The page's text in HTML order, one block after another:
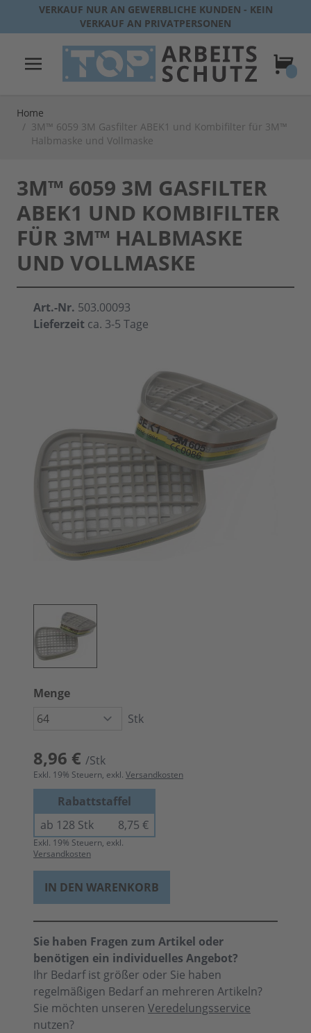
Direkt zum Inhalt
VERKAUF NUR AN GEWERBLICHE KUNDEN - KEIN
VERKAUF AN PRIVATPERSONEN
Home
/ 3M™ 6059 3M Gasfilter ABEK1 und Kombifilter für 3M™
Halbmaske und Vollmaske
3M™ 6059 3M GASFILTER
ABEK1 UND KOMBIFILTER
FÜR 3M™ HALBMASKE
UND VOLLMASKE
Art.-Nr. 503.00093
Lieferzeit ca. 3-5 Tage
Menge
Stk
8,96 € /Stk
Exkl. 19% Steuern, exkl. Versandkosten
Rabattstaffel
ab 128 Stk
8,75 €
Exkl. 19% Steuern, exkl.
Versandkosten
IN DEN WARENKORB
Sie haben Fragen zum Artikel oder
benötigen ein individuelles Angebot?
Ihr Bedarf ist größer oder Sie haben
regelmäßigen Bedarf an mehreren Artikeln?
Sie möchten unseren Veredelungsservice
nutzen?